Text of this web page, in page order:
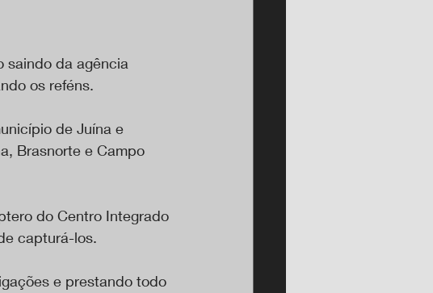
saindo da agência
os reféns.
de Juína e
Brasnorte e Campo
do Centro Integrado
capturá-los.
e prestando todo